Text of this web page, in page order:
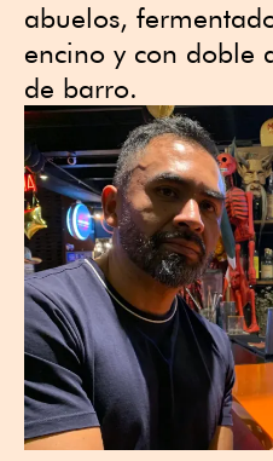
abuelos,
encino y con doble
de barro.